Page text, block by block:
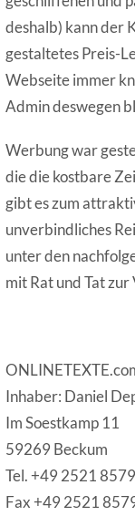
deshalb) kann der
gestaltetes Preis-
Webseite immer
Admin deswegen
Werbung war
die die kostbare
gibt es zum
unverbindliches
unter den
mit Rat und Tat
Inhaber: Daniel
Im Soestkamp 11
59269 Beckum
Tel. +49 2521
Fax +49 2521